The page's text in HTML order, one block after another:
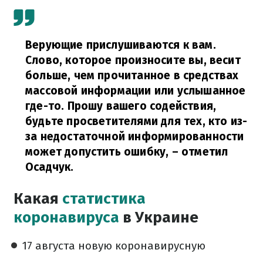
Верующие прислушиваются к вам.
Слово, которое произносите вы, весит
больше, чем прочитанное в средствах
массовой информации или услышанное
где-то. Прошу вашего содействия,
будьте просветителями для тех, кто из-
за недостаточной информированности
может допустить ошибку, – отметил
Осадчук.
Какая статистика
коронавируса в Украине
17 августа новую коронавирусную